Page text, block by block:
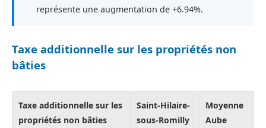
représente une augmentation de +6.94%.
Taxe additionnelle sur les propriétés non
bâties
Taxe additionnelle sur les
propriétés non bâties
Saint-Hilaire-
sous-Romilly
Moyenne
Aube